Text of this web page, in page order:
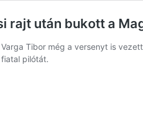
rajt után bukott a
Varga Tibor még a versenyt is
fiatal pilótát.